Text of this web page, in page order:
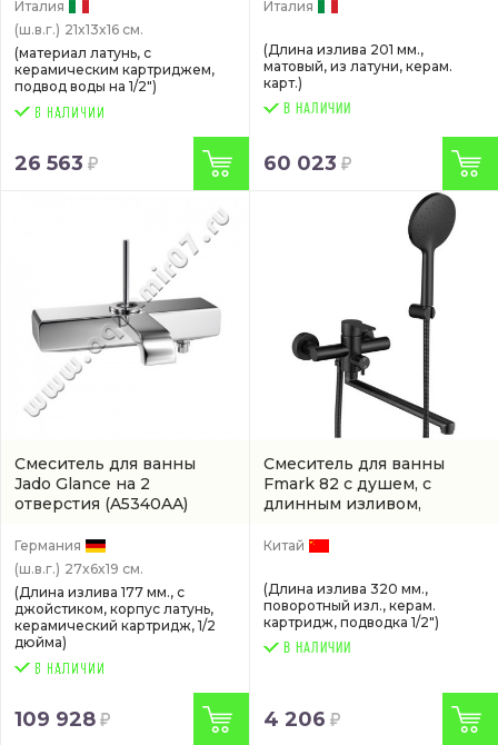
Италия
(ш.в.г.) 21x13x16 см.
(материал латунь, с
керамическим картриджем,
подвод воды на 1/2")
26 563
Италия
(Длина излива 201 мм.,
матовый, из латуни, керам.
карт.)
В НАЛИЧИИ
60 023
Смеситель для ванны
Jado Glance на 2
отверстия (A5340AA)
Германия
(ш.в.г.) 27x6x19 см.
(Длина излива 177 мм., с
джойстиком, корпус латунь,
керамический картридж, 1/2
дюйма)
109 928
Смеситель для ванны
Fmark 82 с душем, с
длинным изливом,
отверстия
Китай
(Длина излива 320 мм.,
поворотный изл., керам.
картридж, подводка 1/2")
В НАЛИЧИИ
4 206